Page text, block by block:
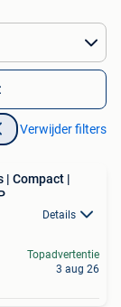
Verwijder filters
| Compact |
Details
Topadvertentie
3 aug 26